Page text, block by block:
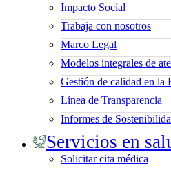
Impacto Social
Trabaja con nosotros
Marco Legal
Modelos integrales de
Gestión de calidad en
Línea de Transparencia
Informes de
Servicios en
Solicitar cita médica